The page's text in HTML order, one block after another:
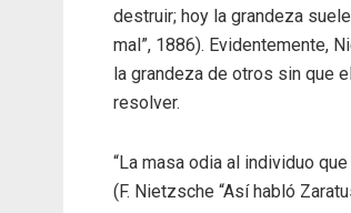
destruir; hoy la grandeza
mal”, 1886). Evidentemente,
la grandeza de otros sin que
resolver.
“La masa odia al individuo
(F. Nietzsche “Así habló